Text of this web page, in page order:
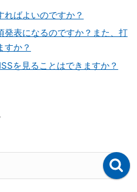
ばよいのですか？
発表になるのですか？また、打
すか？
を見ることはできますか？